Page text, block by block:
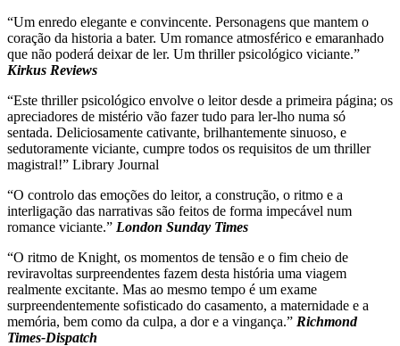
“Um enredo elegante e convincente. Personagens que mantem o
coração da historia a bater. Um romance atmosférico e emaranhado
que não poderá deixar de ler. Um thriller psicológico viciante.”
Kirkus Reviews
“Este thriller psicológico envolve o leitor desde a primeira página; os
apreciadores de mistério vão fazer tudo para ler-lho numa só
sentada. Deliciosamente cativante, brilhantemente sinuoso, e
sedutoramente viciante, cumpre todos os requisitos de um thriller
magistral!” Library Journal
“O controlo das emoções do leitor, a construção, o ritmo e a
interligação das narrativas são feitos de forma impecável num
romance viciante.” London Sunday Times
“O ritmo de Knight, os momentos de tensão e o fim cheio de
reviravoltas surpreendentes fazem desta história uma viagem
realmente excitante. Mas ao mesmo tempo é um exame
surpreendentemente sofisticado do casamento, a maternidade e a
memória, bem como da culpa, a dor e a vingança.” Richmond
Times-Dispatch